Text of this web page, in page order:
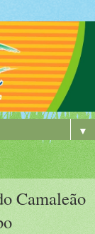
▼
Camaleão